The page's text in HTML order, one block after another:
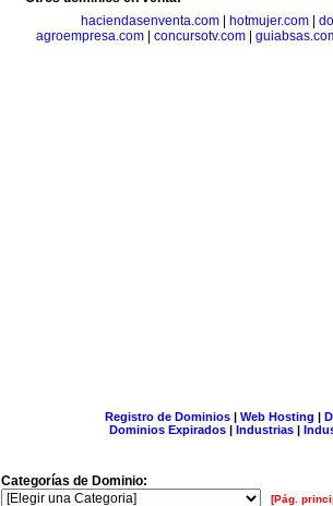
haciendasenventa.com| hotmujer.com|
agroempresa.com
concursotv.com
Registro de Dominios| Web Hosting |
Dominios Expirados | Industrias |
Categorías de Dominio:
[Pág.